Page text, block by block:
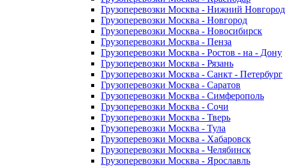
Грузоперевозки Москва - Нижний Новгород
Грузоперевозки Москва - Новгород
Грузоперевозки Москва - Новосибирск
Грузоперевозки Москва - Пенза
Грузоперевозки Москва - Ростов - на - Дону
Грузоперевозки Москва - Рязань
Грузоперевозки Москва - Санкт - Петербург
Грузоперевозки Москва - Саратов
Грузоперевозки Москва - Симферополь
Грузоперевозки Москва - Сочи
Грузоперевозки Москва - Тверь
Грузоперевозки Москва - Тула
Грузоперевозки Москва - Хабаровск
Грузоперевозки Москва - Челябинск
Грузоперевозки Москва - Ярославль